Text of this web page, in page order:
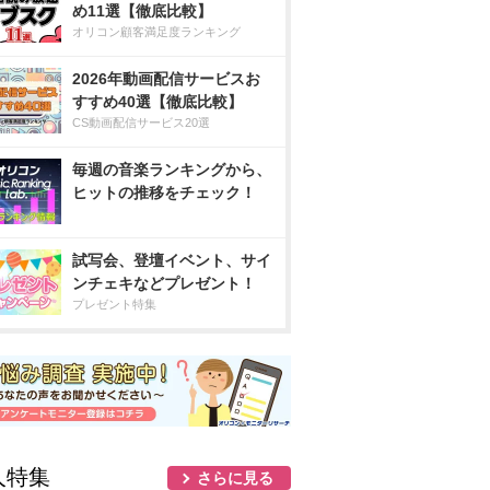
め11選【徹底比較】
オリコン顧客満足度ランキング
2026年動画配信サービスお
すすめ40選【徹底比較】
CS動画配信サービス20選
毎週の音楽ランキングから、
ヒットの推移をチェック！
試写会、登壇イベント、サイ
ンチェキなどプレゼント！
プレゼント特集
特集 さらに見る